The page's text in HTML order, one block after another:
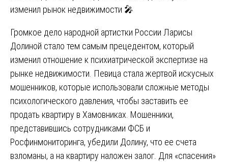
изменил рынок недвижимости 🎤
Громкое дело народной артистки России Ларисы
Долиной стало тем самым прецедентом, который
изменил отношение к психиатрической экспертизе на
рынке недвижимости. Певица стала жертвой искусных
мошенников, которые использовали сложные методы
психологического давления, чтобы заставить ее
продать квартиру в Хамовниках. Мошенники,
представившись сотрудниками ФСБ и
Росфинмониторинга, убедили Долину, что ее счета
взломаны, а на квартиру наложен залог. Для «спасения»